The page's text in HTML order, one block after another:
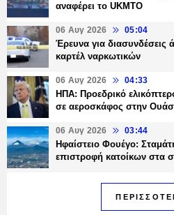
αναφέρει το UKMTO
06 Αυγ 2026 05:04
Έρευνα για
καρτέλ ναρκωτικών
06 Αυγ 2026 04:33
ΗΠΑ: Προεδρικό
σε αεροσκάφος στην
06 Αυγ 2026 03:44
Ηφαίστειο Φουέγο:
επιστροφή κατοίκων στα